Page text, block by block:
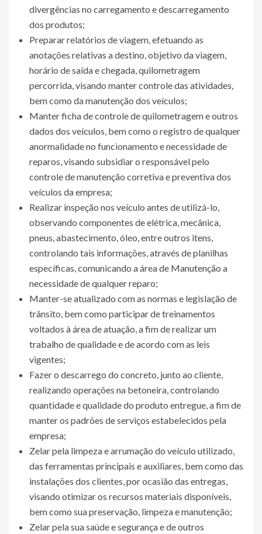
divergências no carregamento e descarregamento
dos produtos;
Preparar relatórios de viagem, efetuando as
anotações relativas a destino, objetivo da viagem,
horário de saída e chegada, quilometragem
percorrida, visando manter controle das atividades,
bem como da manutenção dos veículos;
Manter ficha de controle de quilometragem e outros
dados dos veículos, bem como o registro de qualquer
anormalidade no funcionamento e necessidade de
reparos, visando subsidiar o responsável pelo
controle de manutenção corretiva e preventiva dos
veículos da empresa;
Realizar inspeção nos veículo antes de utilizá-lo,
observando componentes de elétrica, mecânica,
pneus, abastecimento, óleo, entre outros itens,
controlando tais informações, através de planilhas
específicas, comunicando a área de Manutenção a
necessidade de qualquer reparo;
Manter-se atualizado com as normas e legislação de
trânsito, bem como participar de treinamentos
voltados à área de atuação, a fim de realizar um
trabalho de qualidade e de acordo com as leis
vigentes;
Fazer o descarrego do concreto, junto ao cliente,
realizando operações na betoneira, controlando
quantidade e qualidade do produto entregue, a fim de
manter os padrões de serviços estabelecidos pela
empresa;
Zelar pela limpeza e arrumação do veículo utilizado,
das ferramentas principais e auxiliares, bem como das
instalações dos clientes, por ocasião das entregas,
visando otimizar os recursos materiais disponíveis,
bem como sua preservação, limpeza e manutenção;
Zelar pela sua saúde e segurança e de outros